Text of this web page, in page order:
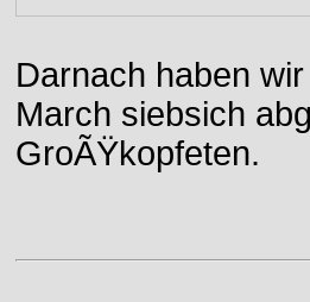
Darnach haben
March siebsich
GroÃŸkopfeten.